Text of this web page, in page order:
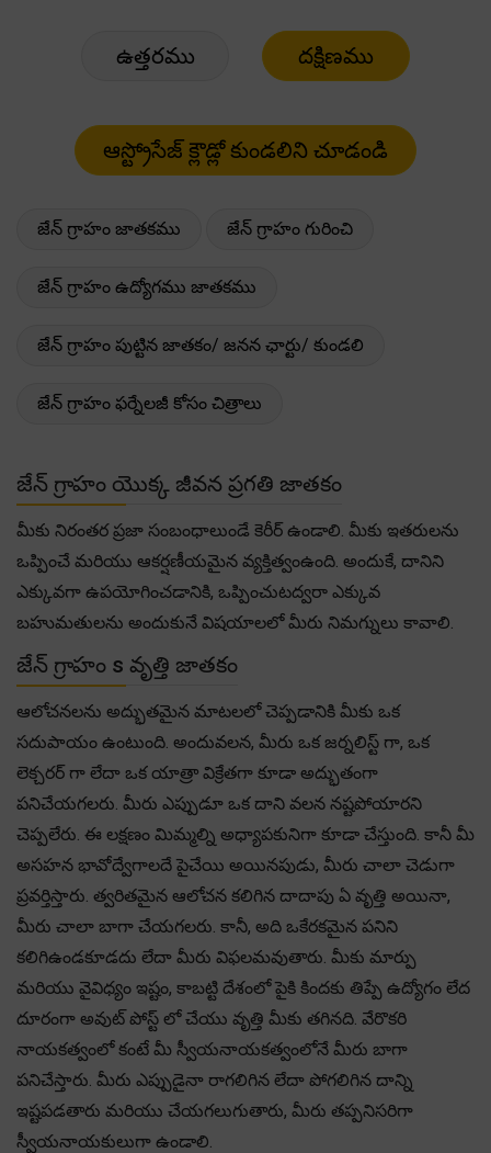
ఉత్తరము దక్షిణము
జేన్ గ్రాహం జాతకము జేన్ గ్రాహం గురించి
జేన్ గ్రాహం ఉద్యోగము జాతకము
జేన్ గ్రాహం పుట్టిన జాతకం/ జనన ఛార్టు/ కుండలి
జేన్ గ్రాహం ఫర్నేలజీ కోసం చిత్రాలు
జేన్ గ్రాహం యొక్క జీవన ప్రగతి జాతకం
మీకు నిరంతర ప్రజా సంబంధాలుండే కెరీర్ ఉండాలి. మీకు ఇతరులను
ఒప్పించే మరియు ఆకర్షణీయమైన వ్యక్తిత్వంఉంది. అందుకే, దానిని
ఎక్కువగా ఉపయోగించడానికి, ఒప్పించుటద్వరా ఎక్కువ
బహుమతులను అందుకునే విషయాలలో మీరు నిమగ్నులు కావాలి.
జేన్ గ్రాహం s వృత్తి జాతకం
ఆలోచనలను అద్భుతమైన మాటలలో చెప్పడానికి మీకు ఒక
సదుపాయం ఉంటుంది. అందువలన, మీరు ఒక జర్నలిస్ట్ గా, ఒక
లెక్చరర్ గా లేదా ఒక యాత్రా విక్రేతగా కూడా అద్భుతంగా
పనిచేయగలరు. మీరు ఎప్పుడూ ఒక దాని వలన నష్టపోయారని
చెప్పలేరు. ఈ లక్షణం మిమ్మల్ని అధ్యాపకునిగా కూడా చేస్తుంది. కానీ మీ
అసహన భావోద్వేగాలదే పైచేయి అయినపుడు, మీరు చాలా చెడుగా
ప్రవర్తిస్తారు. త్వరితమైన ఆలోచన కలిగిన దాదాపు ఏ వృత్తి అయినా,
మీరు చాలా బాగా చేయగలరు. కానీ, అది ఒకేరకమైన పనిని
కలిగిఉండకూడదు లేదా మీరు విఫలమవుతారు. మీకు మార్పు
మరియు వైవిధ్యం ఇష్టం, కాబట్టి దేశంలో పైకి కిందకు తిప్పే ఉద్యోగం లేద
దూరంగా అవుట్ పోస్ట్ లో చేయు వృత్తి మీకు తగినది. వేరొకరి
నాయకత్వంలో కంటే మీ స్వీయనాయకత్వంలోనే మీరు బాగా
పనిచేస్తారు. మీరు ఎప్పుడైనా రాగలిగిన లేదా పోగలిగిన దాన్ని
ఇష్టపడతారు మరియు చేయగలుగుతారు, మీరు తప్పనిసరిగా
స్వీయనాయకులుగా ఉండాలి.